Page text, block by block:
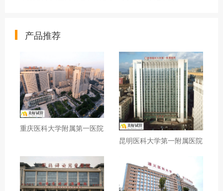
产品推荐
重庆医科大学附属第一医院
昆明医科大学第一附属医院